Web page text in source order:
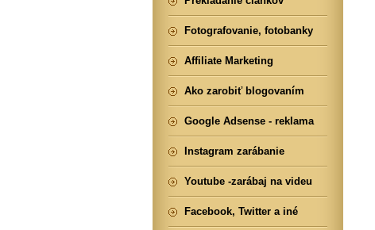
Fotografovanie, fotobanky
Affiliate Marketing
Ako zarobiť blogovaním
Google Adsense - reklama
Instagram zarábanie
Youtube -zarábaj na videu
Facebook, Twitter a iné